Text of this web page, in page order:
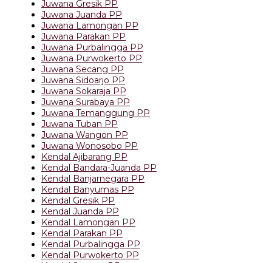
Juwana Gresik PP
Juwana Juanda PP
Juwana Lamongan PP
Juwana Parakan PP
Juwana Purbalingga PP
Juwana Purwokerto PP
Juwana Secang PP
Juwana Sidoarjo PP
Juwana Sokaraja PP
Juwana Surabaya PP
Juwana Temanggung PP
Juwana Tuban PP
Juwana Wangon PP
Juwana Wonosobo PP
Kendal Ajibarang PP
Kendal Bandara-Juanda PP
Kendal Banjarnegara PP
Kendal Banyumas PP
Kendal Gresik PP
Kendal Juanda PP
Kendal Lamongan PP
Kendal Parakan PP
Kendal Purbalingga PP
Kendal Purwokerto PP